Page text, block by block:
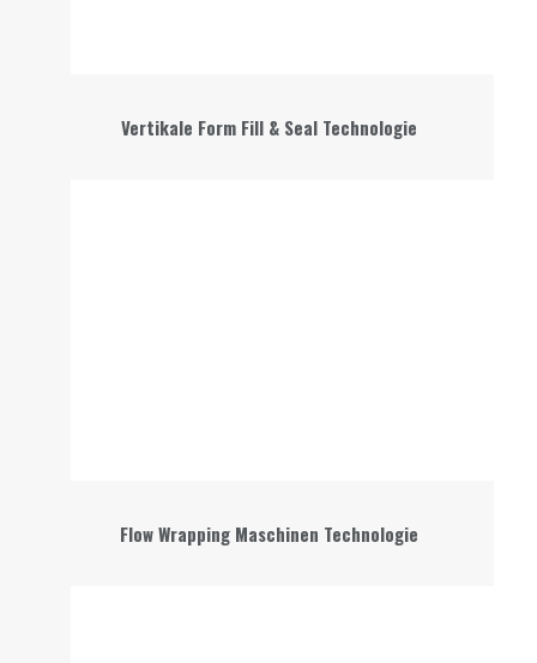
Vertikale Form Fill & Seal Technologie
Flow Wrapping Maschinen Technologie